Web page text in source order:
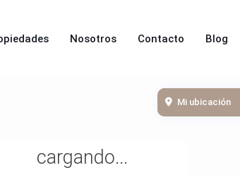
Nosotros Contacto Blog
cargando...
Mi ubicación